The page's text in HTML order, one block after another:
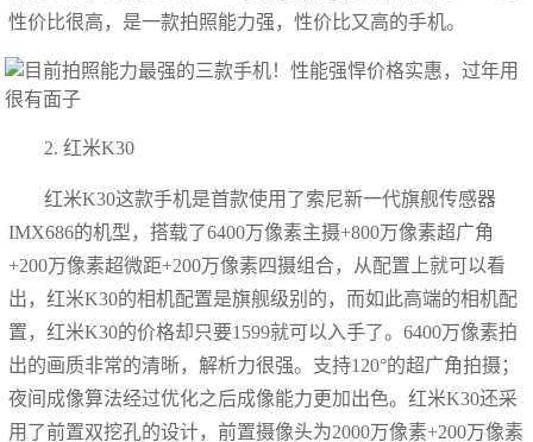
性价比很高，是一款拍照能力强，性价比又高的手机。
2. 红米K30
红米K30这款手机是首款使用了索尼新一代旗舰传感器
IMX686的机型，搭载了6400万像素主摄+800万像素超广角
+200万像素超微距+200万像素四摄组合，从配置上就可以看
出，红米K30的相机配置是旗舰级别的，而如此高端的相机配
置，红米K30的价格却只要1599就可以入手了。6400万像素拍
出的画质非常的清晰，解析力很强。支持120°的超广角拍摄；
夜间成像算法经过优化之后成像能力更加出色。红米K30还采
用了前置双挖孔的设计，前置摄像头为2000万像素+200万像素